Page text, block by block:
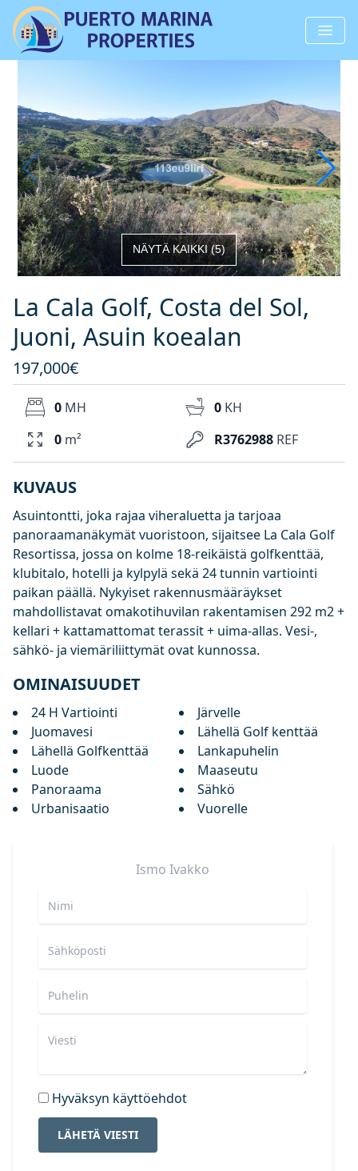
NÄYTÄ KAIKKI(5)
La Cala Golf, Costa del Sol,
Juoni, Asuin koealan
197,000€
R3762988 REF
0 MH 0 KH
0 m²
KUVAUS
Asuintontti, joka rajaa viheraluetta ja tarjoaa
panoraamanäkymät vuoristoon, sijaitsee La Cala Golf
Resortissa, jossa on kolme 18-reikäistä golfkenttää,
klubitalo, hotelli ja kylpylä sekä 24 tunnin vartiointi
paikan päällä. Nykyiset rakennusmääräykset
mahdollistavat omakotihuvilan rakentamisen 292 m2 +
kellari + kattamattomat terassit + uima-allas. Vesi-,
sähkö- ja viemäriliittymät ovat kunnossa.
OMINAISUUDET
24 H Vartiointi
Järvelle
Juomavesi
Lähellä Golf kenttää
Lähellä Golfkenttää
Lankapuhelin
Luode
Maaseutu
Panoraama
Sähkö
Urbanisaatio
Vuorelle
Ismo Ivakko
Hyväksyn käyttöehdot
LÄHETÄ VIESTI